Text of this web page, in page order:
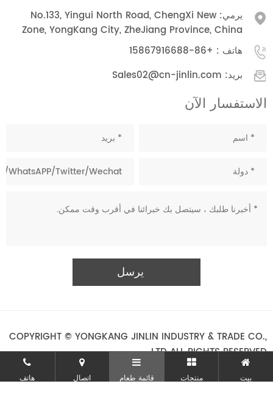
يرمي: No.133, Yingui North Road, ChengXi New
Zone, YongKang City, ZheJiang Province, China
هاتف : +86-15867916688
بريد: Sales02@cn-jinlin.com
الاستفسار الآن
COPYRIGHT © YONGKANG JINLIN INDUSTRY & TRADE CO.,
LTD ALL RIGHTS RESERVED.
هاتف اتصال قائمة طعام منتجات بيت